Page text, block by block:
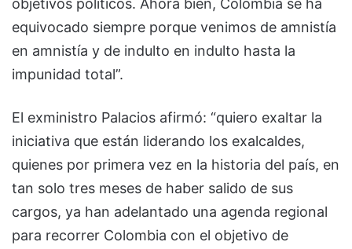
objetivos políticos. Ahora bien, Colombia se ha
equivocado siempre porque venimos de amnistía
en amnistía y de indulto en indulto hasta la
impunidad total”.
El exministro Palacios afirmó: “quiero exaltar la
iniciativa que están liderando los exalcaldes,
quienes por primera vez en la historia del país, en
tan solo tres meses de haber salido de sus
cargos, ya han adelantado una agenda regional
para recorrer Colombia con el objetivo de